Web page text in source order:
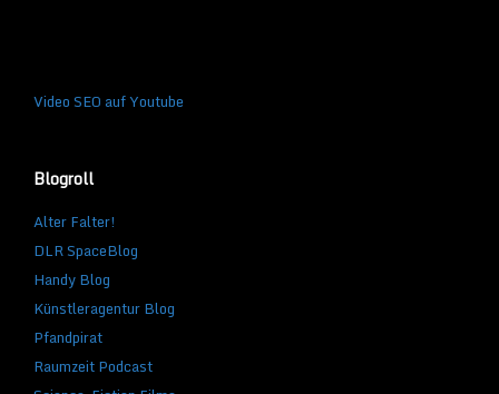
Video SEO auf Youtube
Blogroll
Alter Falter!
DLR SpaceBlog
Handy Blog
Künstleragentur Blog
Pfandpirat
Raumzeit Podcast